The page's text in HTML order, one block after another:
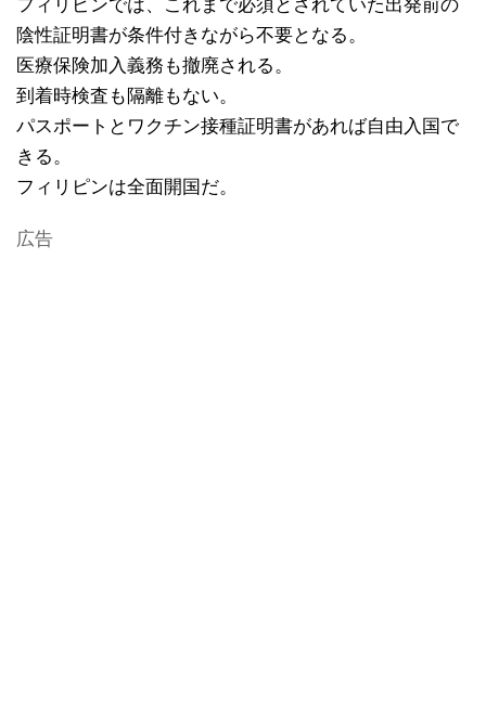
フィリピンでは、これまで必須とされていた出発前の
陰性証明書が条件付きながら不要となる。
医療保険加入義務も撤廃される。
到着時検査も隔離もない。
パスポートとワクチン接種証明書があれば自由入国で
きる。
フィリピンは全面開国だ。
広告